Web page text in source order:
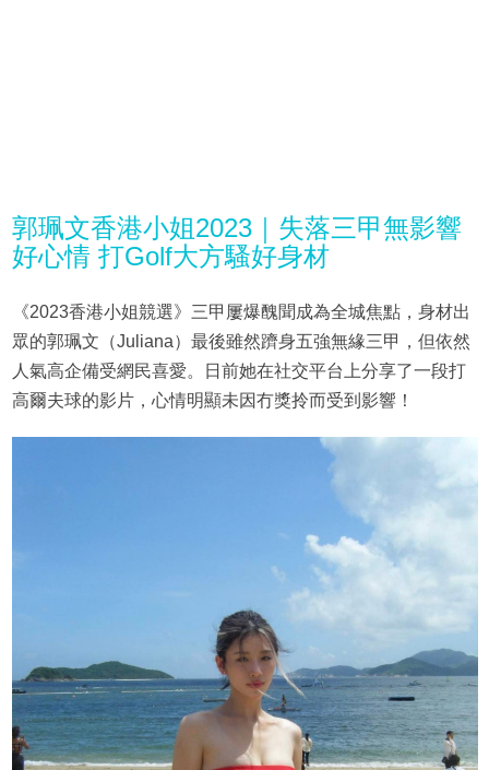
郭珮文香港小姐2023｜失落三甲無影響
好心情 打Golf大方騷好身材
《2023香港小姐競選》三甲屢爆醜聞成為全城焦點，身材出
眾的郭珮文（Juliana）最後雖然躋身五強無緣三甲，但依然
人氣高企備受網民喜愛。日前她在社交平台上分享了一段打
高爾夫球的影片，心情明顯未因冇獎拎而受到影響！